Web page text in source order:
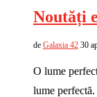
Noutăți
de Galaxia 42 30
O lume
lume